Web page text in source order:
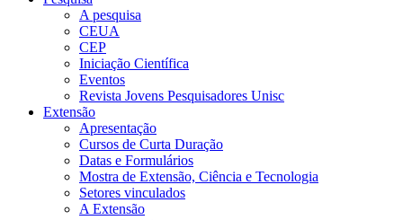
A pesquisa
CEUA
CEP
Iniciação Científica
Eventos
Revista Jovens Pesquisadores Unisc
Extensão
Apresentação
Cursos de Curta Duração
Datas e Formulários
Mostra de Extensão, Ciência e Tecnologia
Setores vinculados
A Extensão